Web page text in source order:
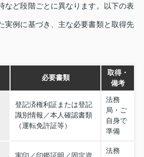
など段階ごとに異なります。以下の表
実例に基づき、主な必要書類と取得先
必要書類
取得・
備考
登記済権利証または登記
識別情報／本人確認書類
（運転免許証等）
法務
局・ご
自身で
準備
実印／印鑑証明／固定資
法務